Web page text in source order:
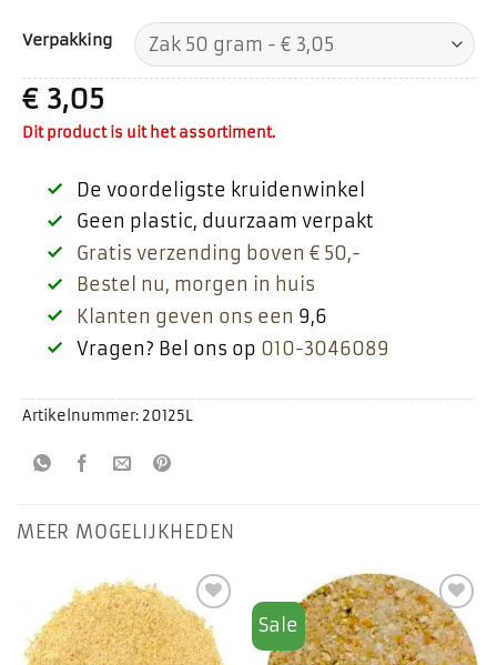
Verpakking
€3,05
Dit product is uit het assortiment.
De voordeligste kruidenwinkel
Geen plastic, duurzaam verpakt
Gratis verzending boven € 50,-
Bestel nu, morgen in huis
Klanten geven ons een 9,6
Vragen? Bel ons op 010-3046089
Artikelnummer:20125L
MEER MOGELIJKHEDEN
Toevoegen
aan
favorieten
Sale
Toevoegen
aan
favorieten